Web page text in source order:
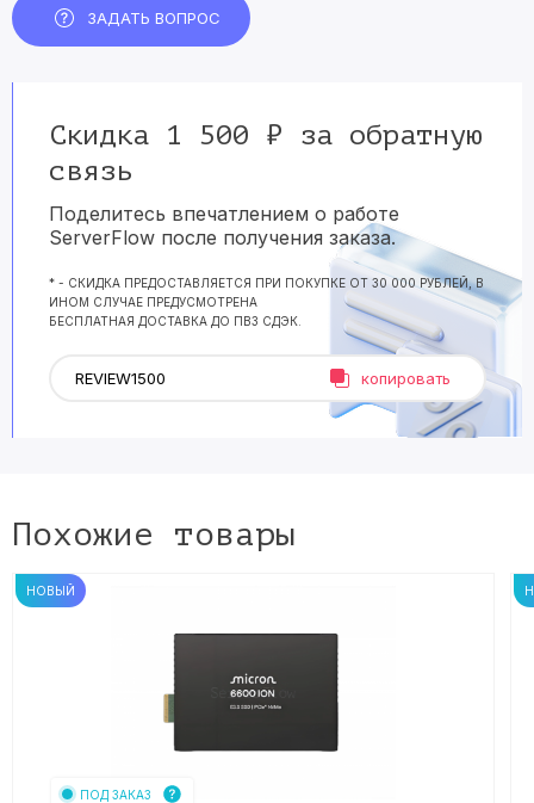
ЗАДАТЬ ВОПРОС
Скидка 1 500 ₽ за обратную
связь
Поделитесь впечатлением о работе
ServerFlow после получения заказа.
* - СКИДКА ПРЕДОСТАВЛЯЕТСЯ ПРИ ПОКУПКЕ ОТ 30 000 РУБЛЕЙ, В
ИНОМ СЛУЧАЕ ПРЕДУСМОТРЕНА
БЕСПЛАТНАЯ ДОСТАВКА ДО ПВЗ СДЭК.
копировать
Похожие товары
НОВЫЙ
ПОД ЗАКАЗ